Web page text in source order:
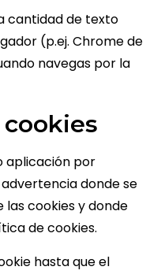
cantidad de texto
(p.ej. Chrome de
navegas por la
aplicación por
donde se
las cookies y donde
de cookies.
hasta que el